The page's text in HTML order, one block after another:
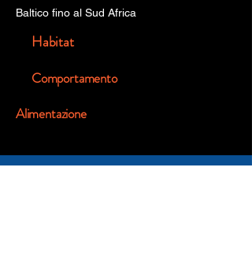
Baltico fino al Sud Africa
Habitat
Comportamento
Alimentazione